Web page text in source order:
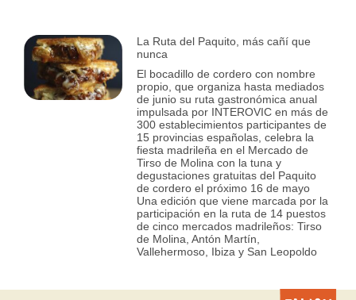
La Ruta del Paquito, más cañí que
nunca
El bocadillo de cordero con nombre
propio, que organiza hasta mediados
de junio su ruta gastronómica anual
impulsada por INTEROVIC en más de
300 establecimientos participantes de
15 provincias españolas, celebra la
fiesta madrileña en el Mercado de
Tirso de Molina con la tuna y
degustaciones gratuitas del Paquito
de cordero el próximo 16 de mayo
Una edición que viene marcada por la
participación en la ruta de 14 puestos
de cinco mercados madrileños: Tirso
de Molina, Antón Martín,
Vallehermoso, Ibiza y San Leopoldo